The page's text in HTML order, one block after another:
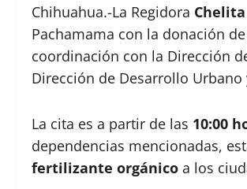
Chihuahua.-La Regidora
Pachamama con la donación
coordinación con la Dirección
Dirección de Desarrollo Urbano
La cita es a partir de las 10:00
dependencias mencionadas,
fertilizante orgánico a los